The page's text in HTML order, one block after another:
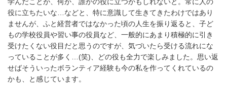
役に立ちたいな…などと、特に意識して生きてきたわけではあり
ませんが、ふと経営者ではなかった頃の人生を振り返ると、子ど
もの学校役員や習い事の役員など、一般的にあまり積極的に引き
受けたくない役目だと思うのですが、気づいたら受ける流れにな
っていることが多く…(笑)、どの役も全力で楽しみました。思い返
せばそういったボランティア経験も今の私を作ってくれているの
かも、と感じています。